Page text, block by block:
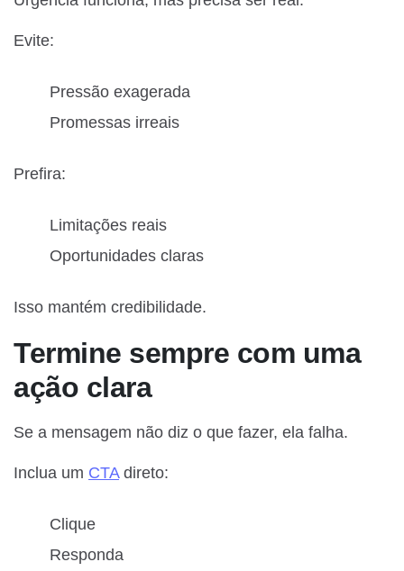
Evite:
Pressão exagerada
Promessas irreais
Prefira:
Limitações reais
Oportunidades claras
Isso mantém credibilidade.
Termine sempre com uma
ação clara
Se a mensagem não diz o que fazer, ela falha.
Inclua um CTAdireto:
Clique
Responda